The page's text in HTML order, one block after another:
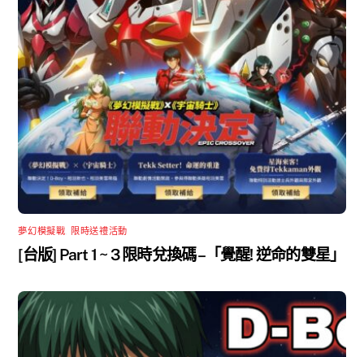
夢幻模擬戰 限時送禮活動
[台版] Part 1 ~ 3 限時兌換碼 –「覺醒! 逆命的雙星」